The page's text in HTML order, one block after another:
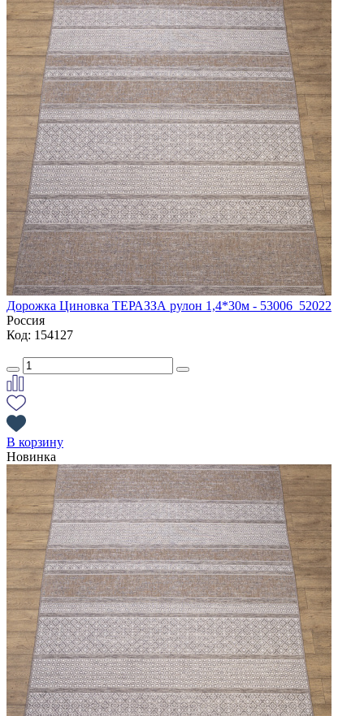
Дорожка Циновка ТЕРАЗЗА рулон 1,4*30м - 53006_52022
Россия
Код: 154127
В корзину
Новинка